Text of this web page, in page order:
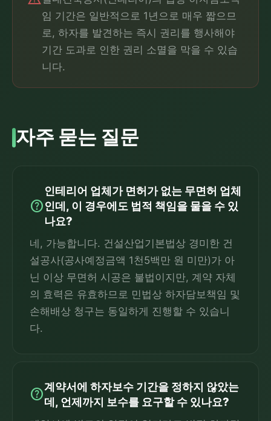
임 기간은 일반적으로 1년으로 매우 짧으므
로, 하자를 발견하는 즉시 권리를 행사해야
기간 도과로 인한 권리 소멸을 막을 수 있습
니다.
자주 묻는 질문
help
인테리어 업체가 면허가 없는 무면허 업체
인데, 이 경우에도 법적 책임을 물을 수 있
나요?
네, 가능합니다. 건설산업기본법상 경미한 건
설공사(공사예정금액 1천5백만 원 미만)가 아
닌 이상 무면허 시공은 불법이지만, 계약 자체
의 효력은 유효하므로 민법상 하자담보책임 및
손해배상 청구는 동일하게 진행할 수 있습니
다.
help계약서에 하자보수 기간을 정하지 않았는
데, 언제까지 보수를 요구할 수 있나요?